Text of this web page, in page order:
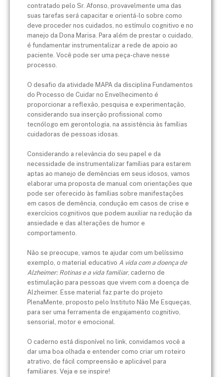
contratado pelo Sr. Afonso, provavelmente uma das
suas tarefas será capacitar e orientá-lo sobre como
deve proceder nos cuidados, no estímulo cognitivo e no
manejo da Dona Marisa. Para além de prestar o cuidado,
é fundamentar instrumentalizar a rede de apoio ao
paciente. Você pode ser uma peça-chave nesse
processo.
O desafio da atividade MAPA da disciplina Fundamentos
do Processo de Cuidar no Envelhecimento é
proporcionar a reflexão, pesquisa e experimentação,
considerando sua inserção profissional como
tecnólogo em gerontologia, na assistência às famílias
cuidadoras de pessoas idosas.
Considerando a relevância do seu papel e da
necessidade de instrumentalizar famílias para estarem
aptas ao manejo de demências em seus idosos, vamos
elaborar uma proposta de manual com orientações que
pode ser oferecido às famílias sobre manifestações
em casos de demência, condução em casos de crise e
exercícios cognitivos que podem auxiliar na redução da
ansiedade e das alterações de humor e
comportamento.
Não se preocupe, vamos te ajudar com um belíssimo
exemplo, o material educativo A vida com a doença de
Alzheimer: Rotinas e a vida familiar, caderno de
estimulação para pessoas que vivem com a doença de
Alzheimer. Esse material faz parte do projeto
PlenaMente, proposto pelo Instituto Não Me Esqueças,
para ser uma ferramenta de engajamento cognitivo,
sensorial, motor e emocional.
O caderno está disponível no link, convidamos você a
dar uma boa olhada e entender como criar um roteiro
atrativo, de fácil compreensão e aplicável para
familiares. Veja e se inspire!